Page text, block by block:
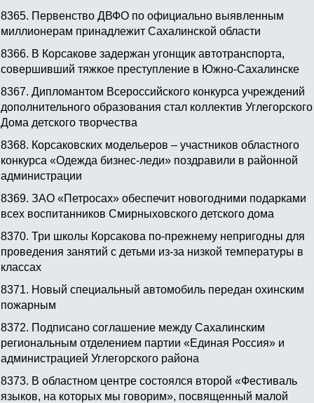
8365. Первенство ДВФО по официально выявленным
миллионерам принадлежит Сахалинской области
8366. В Корсакове задержан угонщик автотранспорта,
совершивший тяжкое преступление в Южно-Сахалинске
8367. Дипломантом Всероссийского конкурса учреждений
дополнительного образования стал коллектив Углегорского
Дома детского творчества
8368. Корсаковских модельеров – участников областного
конкурса «Одежда бизнес-леди» поздравили в районной
администрации
8369. ЗАО «Петросах» обеспечит новогодними подарками
всех воспитанников Смирныховского детского дома
8370. Три школы Корсакова по-прежнему непригодны для
проведения занятий с детьми из-за низкой температуры в
классах
8371. Новый специальный автомобиль передан охинским
пожарным
8372. Подписано соглашение между Сахалинским
региональным отделением партии «Единая Россия» и
администрацией Углегорского района
8373. В областном центре состоялся второй «Фестиваль
языков, на которых мы говорим», посвященный малой